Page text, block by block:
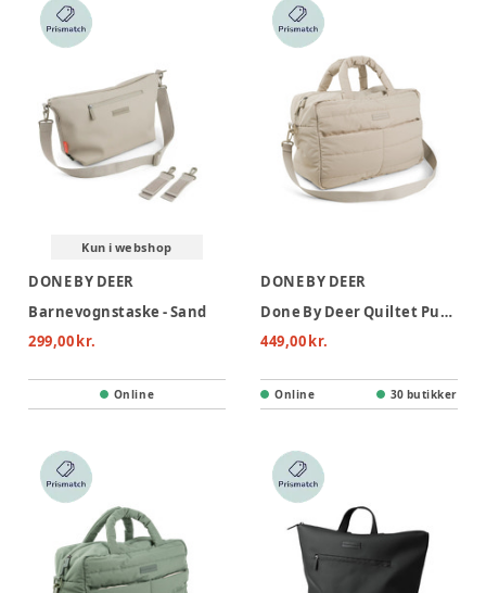
Kun i webshop
DONE BY DEER
Barnevognstaske - Sand
299,00 kr.
Online
DONE BY DEER
Done By Deer Quiltet Pusletaske - Sand
449,00 kr.
Online 30 butikker